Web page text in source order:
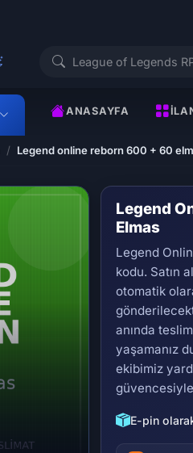
ANASAYFA
Legend online reborn 600 + 60
Legend
Elmas
Legend
kodu. Satın
otomatik
anında
yaşamanız
ekibimiz
E-pin